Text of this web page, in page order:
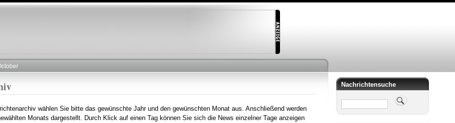
Direkt
wählen Sie bitte das gewünschte Jahr und den gewünschten Monat aus. Anschließend werden
Monats dargestellt. Durch Klick auf einen Tag können Sie sich die News einzelner Tage anzeigen
Nachrichtensuche
Suche